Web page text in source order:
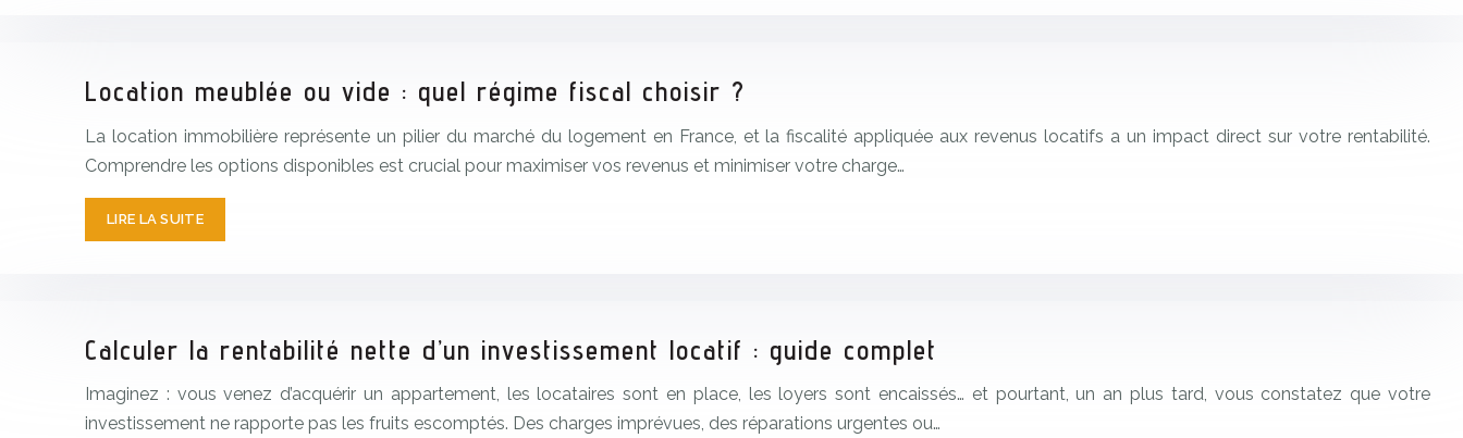
Location meublée ou vide : quel régime fiscal choisir ?
La location immobilière représente un pilier du marché du logement en France, et la fiscalité appliquée aux revenus locatifs a un impact direct sur votre rentabilité.
Comprendre les options disponibles est crucial pour maximiser vos revenus et minimiser votre charge…
LIRE LA SUITE
Calculer la rentabilité nette d’un investissement locatif : guide complet
Imaginez : vous venez d’acquérir un appartement, les locataires sont en place, les loyers sont encaissés… et pourtant, un an plus tard, vous constatez que votre
investissement ne rapporte pas les fruits escomptés. Des charges imprévues, des réparations urgentes ou…